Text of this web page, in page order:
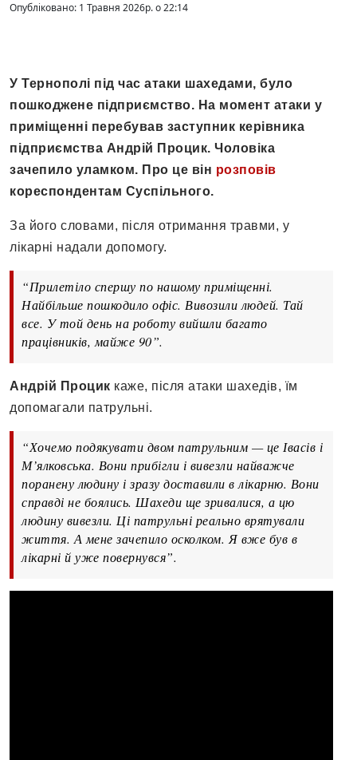
Опубліковано: 1 Травня 2026р. о 22:14
У Тернополі під час атаки шахедами, було
пошкоджене підприємство. На момент атаки у
приміщенні перебував заступник керівника
підприємства Андрій Процик. Чоловіка
зачепило уламком. Про це він розповів
кореспондентам Суспільного.
За його словами, після отримання травми, у
лікарні надали допомогу.
“Прилетіло спершу по нашому приміщенні.
Найбільше пошкодило офіс. Вивозили людей. Тай
все. У той день на роботу вийшли багато
працівників, майже 90”.
Андрій Процик каже, після атаки шахедів, їм
допомагали патрульні.
“Хочемо подякувати двом патрульним — це Івасів і
М’ялковська. Вони прибігли і вивезли найважче
поранену людину і зразу доставили в лікарню. Вони
справді не боялись. Шахеди ще зривалися, а цю
людину вивезли. Ці патрульні реально врятували
життя. А мене зачепило осколком. Я вже був в
лікарні й уже повернувся”.